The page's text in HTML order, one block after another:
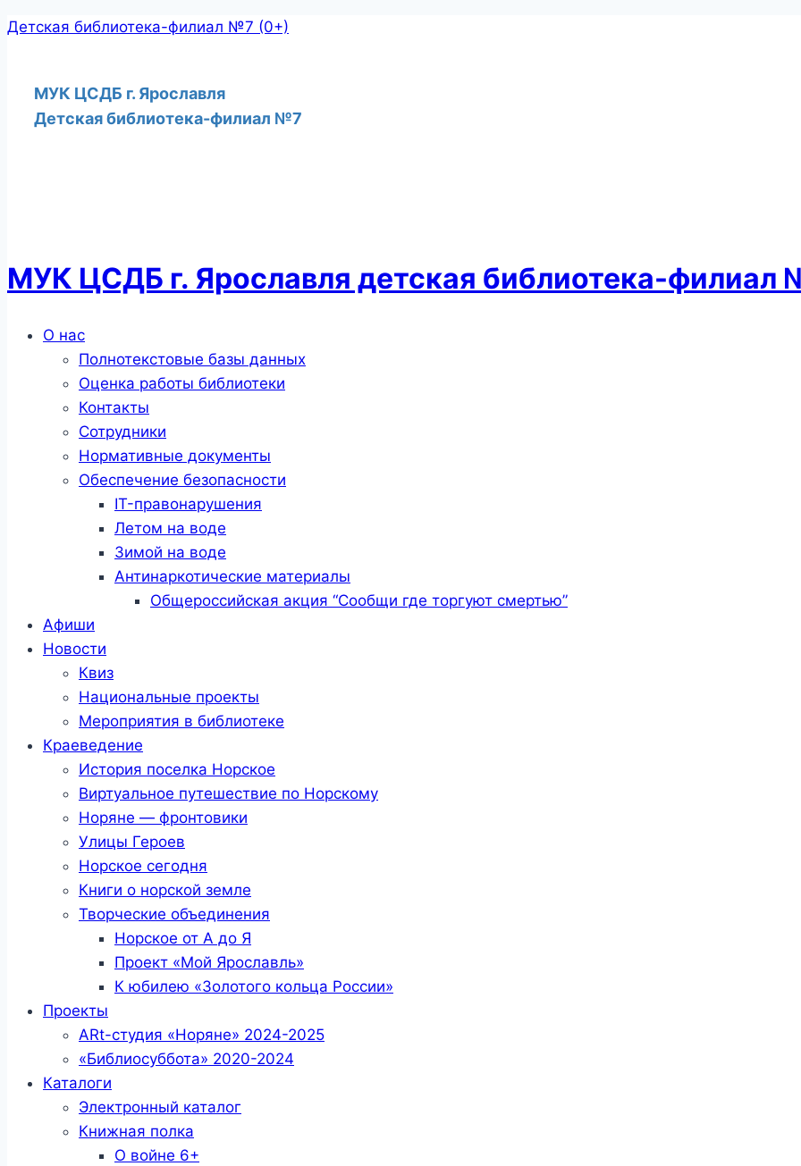
Перейти
Детская библиотека-филиал №7 (0+)
МУК ЦСДБ г. Ярославля
Детская библиотека-филиал №7
МУК ЦСДБ г. Ярославля детская библиотека-филиал
МенюО нас
Полнотекстовые базы данных
Оценка работы библиотеки
Контакты
Сотрудники
Нормативные документы
Обеспечение безопасности
IT-правонарушения
Летом на воде
Зимой на воде
Антинаркотические материалы
Общероссийская акция “Сообщи где торгуют смертью”
Афиши
Новости
Квиз
Национальные проекты
Мероприятия в библиотеке
Краеведение
История поселка Норское
Виртуальное путешествие по Норскому
Норяне — фронтовики
Улицы Героев
Норское сегодня
Книги о норской земле
Творческие объединения
Норское от А до Я
Проект «Мой Ярославль»
К юбилею «Золотого кольца России»
Проекты
ARt-студия «Норяне» 2024-2025
«Библиосуббота» 2020-2024
Каталоги
Электронный каталог
Книжная полка
О войне 6+